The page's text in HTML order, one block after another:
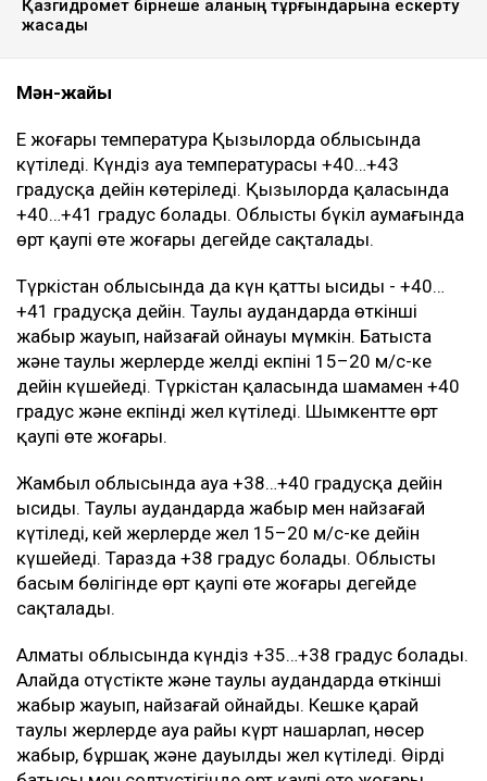
Қазгидромет бірнеше қаланың тұрғындарына ескерту
жасады
Мән-жайы
Ең жоғары температура Қызылорда облысында
күтіледі. Күндіз ауа температурасы +40…+43
градусқа дейін көтеріледі. Қызылорда қаласында
+40…+41 градус болады. Облыстың бүкіл аумағында
өрт қаупі өте жоғары деңгейде сақталады.
Түркістан облысында да күн қатты ысиды - +40…
+41 градусқа дейін. Таулы аудандарда өткінші
жаңбыр жауып, найзағай ойнауы мүмкін. Батыста
және таулы жерлерде желдің екпіні 15–20 м/с-ке
дейін күшейеді. Түркістан қаласында шамамен +40
градус және екпінді жел күтіледі. Шымкентте өрт
қаупі өте жоғары.
Жамбыл облысында ауа +38…+40 градусқа дейін
ысиды. Таулы аудандарда жаңбыр мен найзағай
күтіледі, кей жерлерде жел 15–20 м/с-ке дейін
күшейеді. Таразда +38 градус болады. Облыстың
басым бөлігінде өрт қаупі өте жоғары деңгейде
сақталады.
Алматы облысында күндіз +35…+38 градус болады.
Алайда оңтүстікте және таулы аудандарда өткінші
жаңбыр жауып, найзағай ойнайды. Кешке қарай
таулы жерлерде ауа райы күрт нашарлап, нөсер
жаңбыр, бұршақ және дауылды жел күтіледі. Өңірдің